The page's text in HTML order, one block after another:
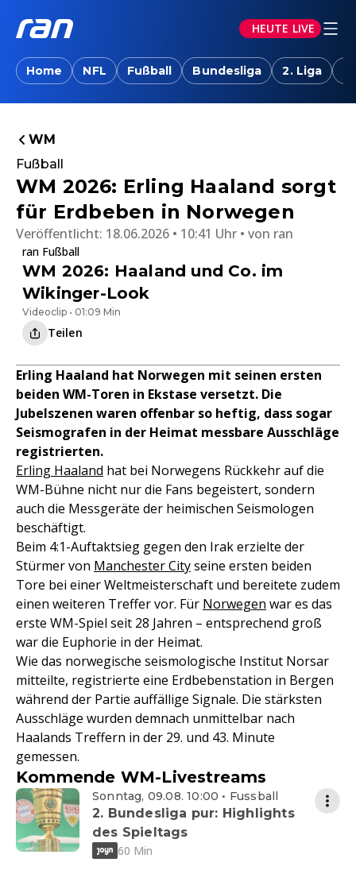
HEUTE LIVE
Home NFL Fußball Bundesliga 2. Liga
WM
Fußball
WM 2026: Erling Haaland sorgt
für Erdbeben in Norwegen
Veröffentlicht: 18.06.2026 • 10:41 Uhr von ran
ran Fußball
WM 2026: Haaland und Co. im
Wikinger-Look
Videoclip • 01:09 Min
Teilen
Erling Haaland hat Norwegen mit seinen ersten
beiden WM-Toren in Ekstase versetzt. Die
Jubelszenen waren offenbar so heftig, dass sogar
Seismografen in der Heimat messbare Ausschläge
registrierten.
Erling Haaland hat bei Norwegens Rückkehr auf die
WM-Bühne nicht nur die Fans begeistert, sondern
auch die Messgeräte der heimischen Seismologen
beschäftigt.
Beim 4:1-Auftaktsieg gegen den Irak erzielte der
Stürmer von Manchester Cityseine ersten beiden
Tore bei einer Weltmeisterschaft und bereitete zudem
einen weiteren Treffer vor. Für Norwegen war es das
erste WM-Spiel seit 28 Jahren – entsprechend groß
war die Euphorie in der Heimat.
Wie das norwegische seismologische Institut Norsar
mitteilte, registrierte eine Erdbebenstation in Bergen
während der Partie auffällige Signale. Die stärksten
Ausschläge wurden demnach unmittelbar nach
Haalands Treffern in der 29. und 43. Minute
gemessen.
Kommende WM-Livestreams
Sonntag, 09.08. 10:00 • Fussball
2. Bundesliga pur: Highlights
des Spieltags
60 Min